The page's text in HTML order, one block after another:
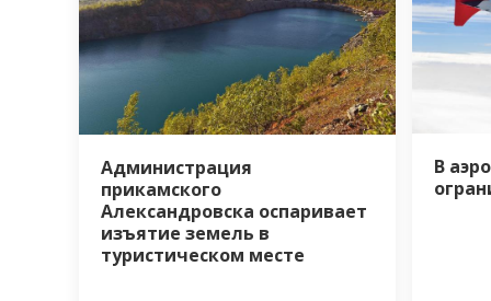
Администрация
прикамского
Александровска оспаривает
изъятие земель в
туристическом месте
В